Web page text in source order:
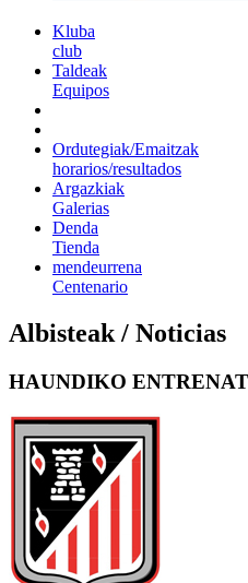
Kluba
club
Taldeak
Equipos
Ordutegiak/Emaitzak
horarios/resultados
Argazkiak
Galerias
Denda
Tienda
mendeurrena
Centenario
Albisteak / Noticias
HAUNDIKO